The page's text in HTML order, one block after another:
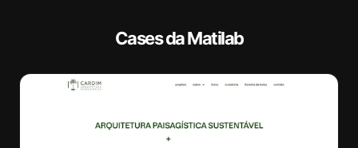
Cases da Matilab